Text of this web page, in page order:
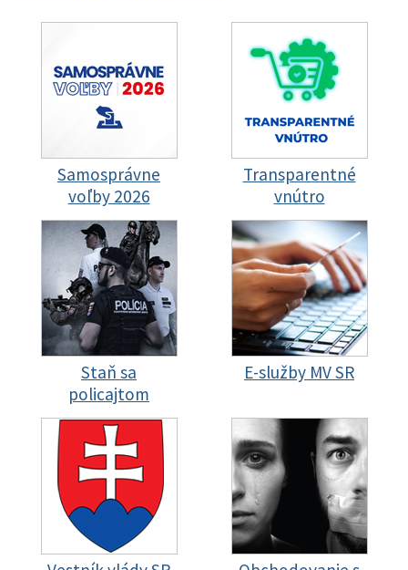
Samosprávne
voľby 2026
Transparentné
vnútro
Staň sa
policajtom
E-služby MV SR